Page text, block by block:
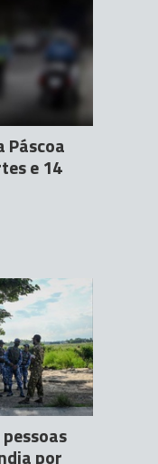
Páscoa
e 14
por